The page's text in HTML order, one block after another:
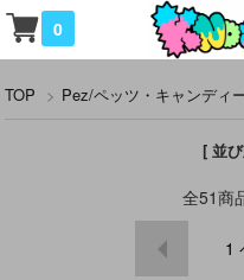
0
TOP > Pez/ペッツ・キャンディ
[ 並
全51商
1